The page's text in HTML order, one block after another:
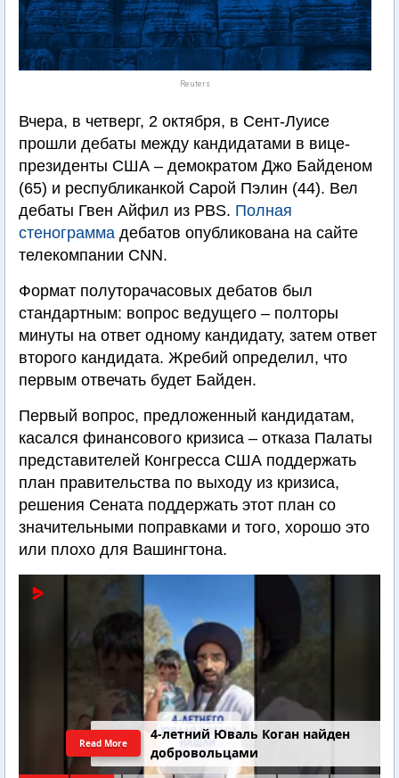
Reuters
Вчера, в четверг, 2 октября, в Сент-Луисе
прошли дебаты между кандидатами в вице-
президенты США – демократом Джо Байденом
(65) и республиканкой Сарой Пэлин (44). Вел
дебаты Гвен Айфил из PBS. Полная
стенограмма дебатов опубликована на сайте
телекомпании CNN.
Формат полуторачасовых дебатов был
стандартным: вопрос ведущего – полторы
минуты на ответ одному кандидату, затем ответ
второго кандидата. Жребий определил, что
первым отвечать будет Байден.
Первый вопрос, предложенный кандидатам,
касался финансового кризиса – отказа Палаты
представителей Конгресса США поддержать
план правительства по выходу из кризиса,
решения Сената поддержать этот план со
значительными поправками и того, хорошо это
или плохо для Вашингтона.
4-летний Юваль Коган найден
добровольцами
Read More